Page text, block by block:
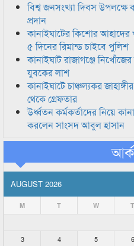
বিশ্ব জনসংখ্যা দিবস
প্রদান
কানাইঘাটের কিশোর
৫ দিনের রিমান্ড চাইবে পুলিশ
কানাইঘাট রাজাগঞ্জে
যুবকের লাশ
কানাইঘাটে চাঞ্চল্যকর
থেকে গ্রেফতার
উর্ধ্বতন কর্মকর্তাদের নিয়ে
করলেন সাংসদ আবুল হাসান
AUGUST 2026
M T W T
3
4 5 6